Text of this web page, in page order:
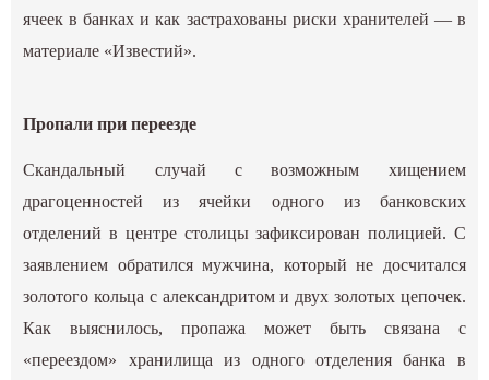
ячеек в банках и как застрахованы риски хранителей — в
материале «Известий».
Пропали при переезде
Скандальный случай с возможным хищением
драгоценностей из ячейки одного из банковских
отделений в центре столицы зафиксирован полицией. С
заявлением обратился мужчина, который не досчитался
золотого кольца с александритом и двух золотых цепочек.
Как выяснилось, пропажа может быть связана с
«переездом» хранилища из одного отделения банка в